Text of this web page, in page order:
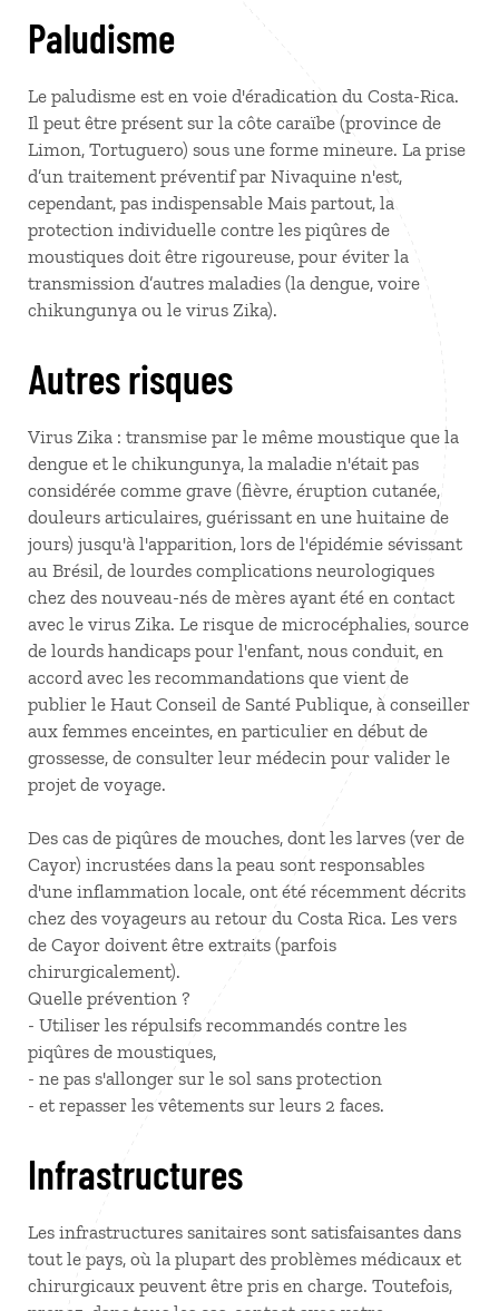
Paludisme
Le paludisme est en voie d'éradication du Costa-Rica.
Il peut être présent sur la côte caraïbe (province de
Limon, Tortuguero) sous une forme mineure. La prise
d’un traitement préventif par Nivaquine n'est,
cependant, pas indispensable Mais partout, la
protection individuelle contre les piqûres de
moustiques doit être rigoureuse, pour éviter la
transmission d’autres maladies (la dengue, voire
chikungunya ou le virus Zika).
Autres risques
Virus Zika : transmise par le même moustique que la
dengue et le chikungunya, la maladie n'était pas
considérée comme grave (fièvre, éruption cutanée,
douleurs articulaires, guérissant en une huitaine de
jours) jusqu'à l'apparition, lors de l'épidémie sévissant
au Brésil, de lourdes complications neurologiques
chez des nouveau-nés de mères ayant été en contact
avec le virus Zika. Le risque de microcéphalies, source
de lourds handicaps pour l'enfant, nous conduit, en
accord avec les recommandations que vient de
publier le Haut Conseil de Santé Publique, à conseiller
aux femmes enceintes, en particulier en début de
grossesse, de consulter leur médecin pour valider le
projet de voyage.
Des cas de piqûres de mouches, dont les larves (ver de
Cayor) incrustées dans la peau sont responsables
d'une inflammation locale, ont été récemment décrits
chez des voyageurs au retour du Costa Rica. Les vers
de Cayor doivent être extraits (parfois
chirurgicalement).
Quelle prévention ?
- Utiliser les répulsifs recommandés contre les
piqûres de moustiques,
- ne pas s'allonger sur le sol sans protection
- et repasser les vêtements sur leurs 2 faces.
Infrastructures
Les infrastructures sanitaires sont satisfaisantes dans
tout le pays, où la plupart des problèmes médicaux et
chirurgicaux peuvent être pris en charge. Toutefois,